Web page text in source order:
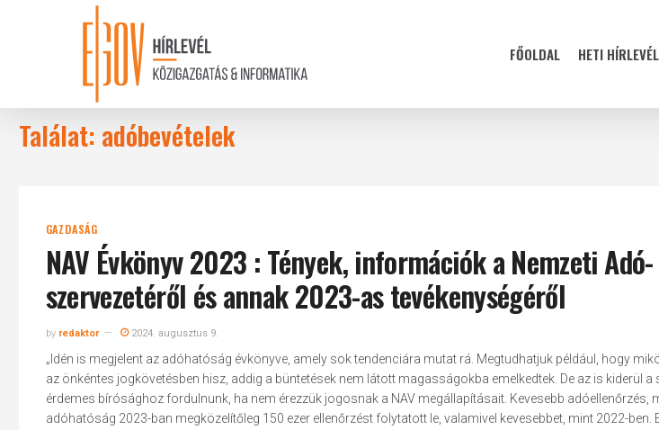
FŐOLDAL HETI HÍRLEVÉL
Találat: adóbevételek
GAZDASÁG
NAV Évkönyv 2023 : Tények, információk a Nemzeti
szervezetéről és annak 2023-as tevékenységéről
by redaktor 2024. augusztus 9.
„Idén is megjelent az adóhatóság évkönyve, amely sok tendenciára mutat rá. Megtudhatjuk például, hogy
az önkéntes jogkövetésben hisz, addig a büntetések nem látott magasságokba emelkedtek. De az is kiderül
érdemes bírósághoz fordulnunk, ha nem érezzük jogosnak a NAV megállapításait. Kevesebb adóellenőrzés,
adóhatóság 2023-ban megközelítőleg 150 ezer ellenőrzést folytatott le, valamivel kevesebbet, mint 2022-ben.